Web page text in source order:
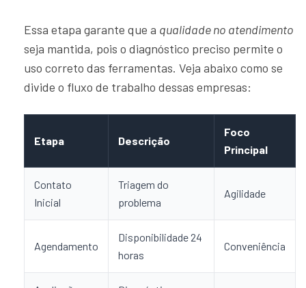
Essa etapa garante que a qualidade no atendimento
seja mantida, pois o diagnóstico preciso permite o
uso correto das ferramentas. Veja abaixo como se
divide o fluxo de trabalho dessas empresas:
Etapa Descrição
Foco
Principal
Contato
Inicial
Triagem do
problema
Agilidade
Agendamento
Disponibilidade 24
horas
Conveniência